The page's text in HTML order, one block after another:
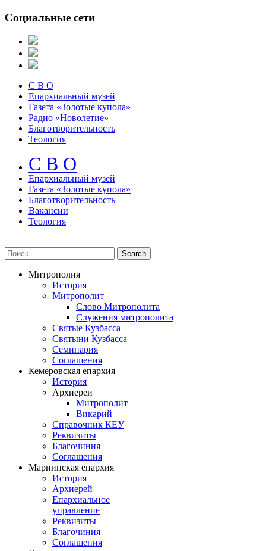
Социальные сети
С В О
Епархиальный музей
Газета «Золотые купола»
Радио «Новолетие»
Благотворительность
Теология
С В О
Епархиальный музeй
Газета «Золотые купола»
Благотворительность
Вакансии
Теология
Митрополия
История
Митрополит
Слово Митрополита
Служения митрополита
Святые Кузбасса
Святыни Кузбасса
Семинария
Соглашения
Кемеровская епархия
История
Архиереи
Митрополит
Викарий
Справочник КЕУ
Реквизиты
Благочиния
Соглашения
Мариинская епархия
История
Архиерей
Епархиальное
управление
Реквизиты
Благочиния
Соглашения